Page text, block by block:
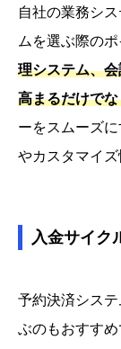
自社の業務シ
ムを選ぶ際のポ
理システム、
高まるだけで
ーをスムーズ
やカスタマイズ
入金サイク
予約決済シス
ぶのもおすすめ